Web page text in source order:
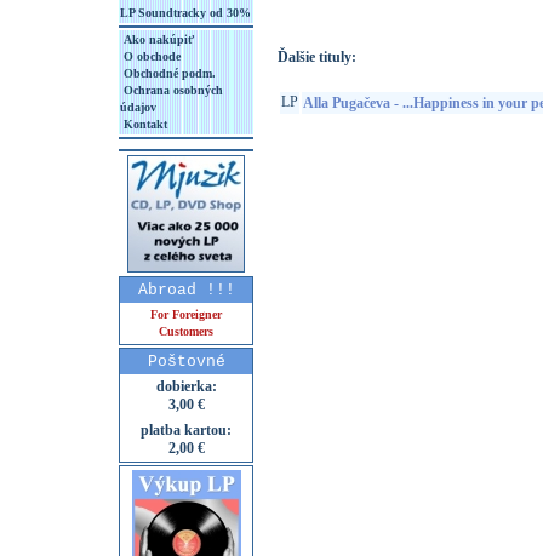
LP Soundtracky od 30%
Ako nakúpiť
O obchode
Obchodné podm.
Ochrana osobných
údajov
Kontakt
Abroad !!!
For Foreigner
Customers
Poštovné
dobierka:
3,00 €
platba kartou:
2,00 €
Ďalšie tituly:
LP Alla Pugačeva - ...Happiness in your